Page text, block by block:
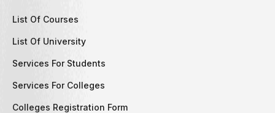
List Of Courses
List Of University
Services For Students
Services For Colleges
Colleges Registration Form